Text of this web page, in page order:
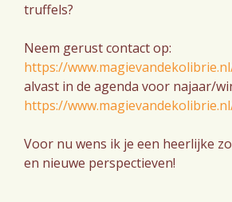
truffels?
Neem gerust contact op:
https://
alvast in de agenda voor najaar/
https://
Voor nu wens ik je een heerlijke
en nieuwe perspectieven!